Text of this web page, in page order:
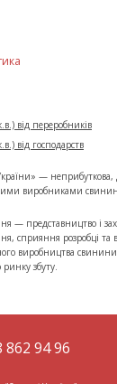
від переробників
від господарств
— неприбуткова,
виробниками
— представництво і
сприяння розробці
виробництва
збуту.
862 94 96